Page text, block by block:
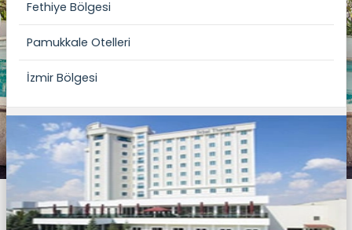
Fethiye Bölgesi
Pamukkale Otelleri
İzmir Bölgesi